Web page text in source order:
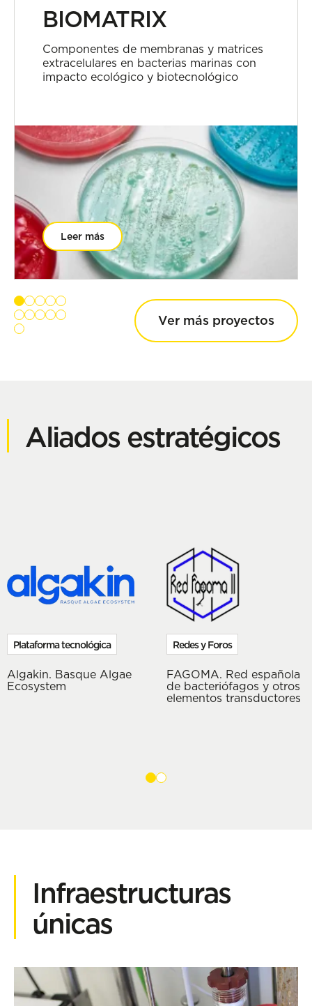
BIOMATRIX
Componentes de membranas y matrices
extracelulares en bacterias marinas con
impacto ecológico y biotecnológico
Leer más
Ver más proyectos
Aliados estratégicos
Plataforma tecnológica
Algakin. Basque Algae
Ecosystem
Redes y Foros
FAGOMA. Red española
de bacteriófagos y otros
elementos transductores
Infraestructuras
únicas